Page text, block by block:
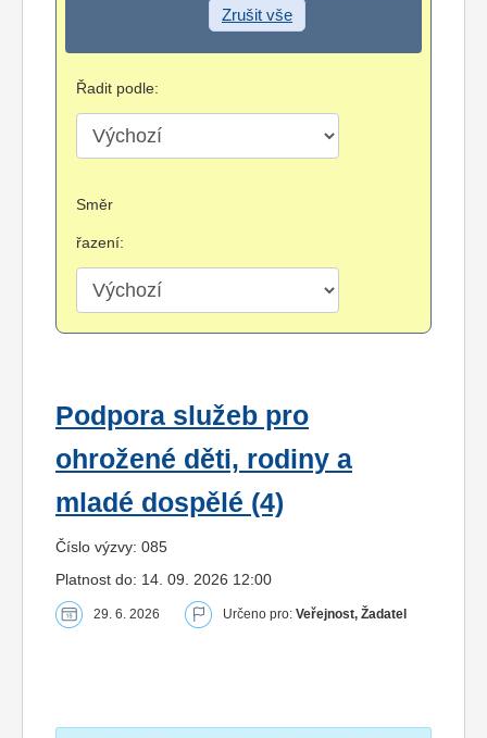
Zrušit vše
Řadit podle:
Směr
řazení:
Podpora služeb pro
ohrožené děti, rodiny a
mladé dospělé (4)
Číslo výzvy: 085
Platnost do: 14. 09. 2026 12:00
29. 6. 2026 Určeno pro: Veřejnost, Žadatel